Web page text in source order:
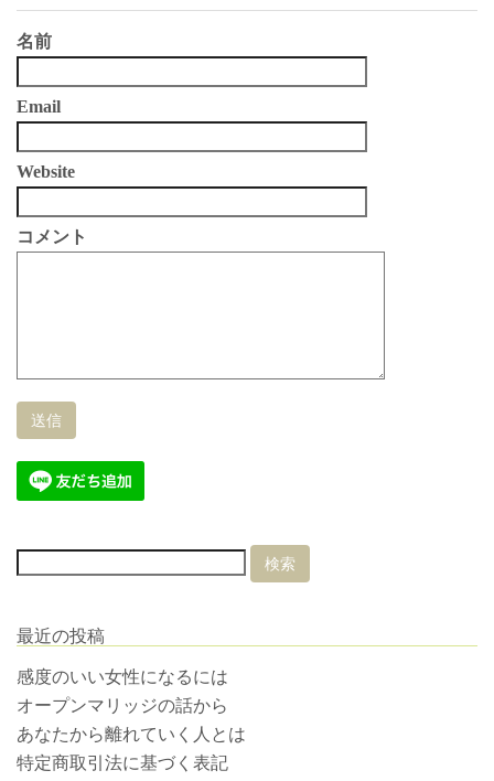
名前
Email
Website
コメント
最近の投稿
感度のいい女性になるには
オープンマリッジの話から
あなたから離れていく人とは
特定商取引法に基づく表記